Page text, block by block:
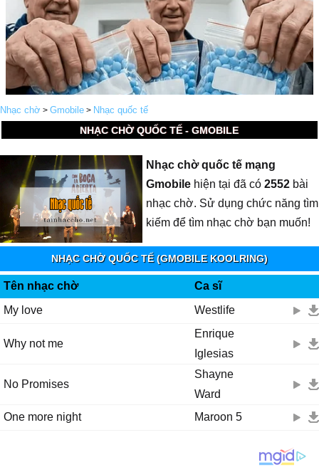
Nhạc chờ > Gmobile > Nhạc quốc tế
NHẠC CHỜ QUỐC TẾ - GMOBILE
Nhạc chờ quốc tế mạng
Gmobile hiện tại đã có 2552 bài
nhạc chờ. Sử dụng chức năng tìm
kiếm để tìm nhạc chờ bạn muốn!
NHẠC CHỜ QUỐC TẾ (GMOBILE KOOLRING)
Tên nhạc chờ
Ca sĩ
My love
Westlife
Why not me
Enrique
Iglesias
No Promises
Shayne
Ward
One more night
Maroon 5